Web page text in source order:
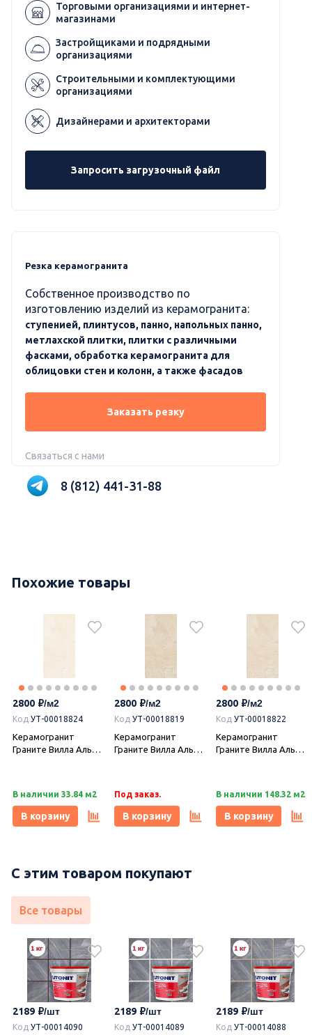
Торговыми организациями и интернет-
магазинами
Застройщиками и подрядными
организациями
Строительными и комплектующими
организациями
Дизайнерами и архитекторами
Запросить загрузочный файл
Резка керамогранита
Собственное производство по
изготовлению изделий из керамогранита:
ступенией, плинтусов, панно, напольных панно,
метлахской плитки, плитки с различными
фасками, обработка керамогранита для
облицовки стен и колонн, а также фасадов
Заказать резку
Связаться с нами
8 (812) 441-31-88
Похожие товары
2800
Код УТ-00018824
Керамогранит
Граните Вилла Альба
Idalgo (Идальго)
В наличии 33.84 м2
В корзину
2800
Код УТ-00018819
Керамогранит
Граните Вилла Альба
Idalgo (Идальго)
Под заказ.
В корзину
2800
Код УТ-00018822
Керамогранит
Граните Вилла Альба
Idalgo (Идальго)
В наличии 148.32 м2
В корзину
С этим товаром покупают
Все товары
2189
Код УТ-00014090
2189
Код УТ-00014089
2189
Код УТ-00014088